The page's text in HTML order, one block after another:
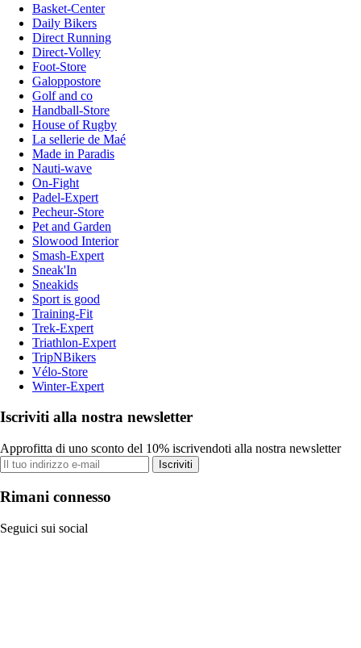
Basket-Center
Daily Bikers
Direct Running
Direct-Volley
Foot-Store
Galoppostore
Golf and co
Handball-Store
House of Rugby
La sellerie de Maé
Made in Paradis
Nauti-wave
On-Fight
Padel-Expert
Pecheur-Store
Pet and Garden
Slowood Interior
Smash-Expert
Sneak'In
Sneakids
Sport is good
Training-Fit
Trek-Expert
Triathlon-Expert
TripNBikers
Vélo-Store
Winter-Expert
Iscriviti alla nostra newsletter
Approfitta di uno sconto del 10% iscrivendoti alla nostra newsletter
Iscriviti
Rimani connesso
Seguici sui social